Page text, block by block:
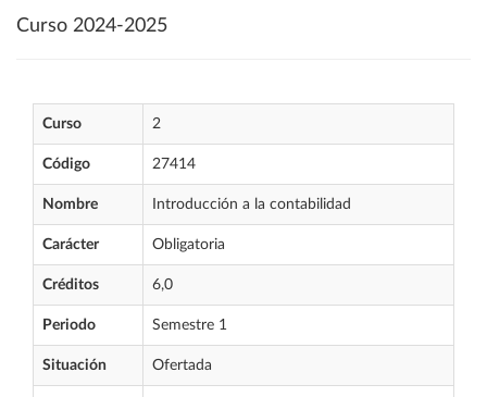
Curso 2024-2025
Curso 2
Código 27414
Nombre Introducción a la contabilidad
Carácter Obligatoria
Créditos 6,0
Periodo Semestre 1
Situación Ofertada